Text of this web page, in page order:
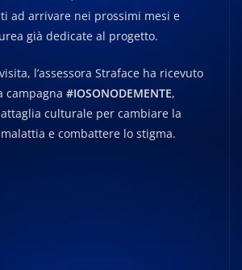
ad arrivare nei prossimi mesi e
già dedicate al progetto.
l’assessora Straface ha ricevuto
campagna #IOSONODEMENTE,
culturale per cambiare la
e combattere lo stigma.